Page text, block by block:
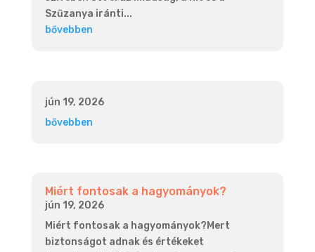
Szűzanya iránti...
bővebben
jún 19, 2026
bővebben
Miért fontosak a hagyományok?
jún 19, 2026
Miért fontosak a hagyományok?Mert
biztonságot adnak és értékeket